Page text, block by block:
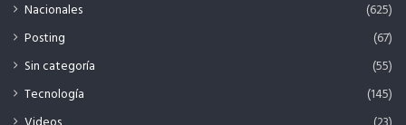
Nacionales
(625)
Posting
(67)
Sin categoría
(55)
Tecnología
(145)